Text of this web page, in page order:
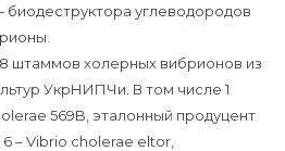
биодеструктора углеводородов
штаммов холерных вибрионов из
УкрНИПЧи. В том числе 1
569B, эталонный продуцент
– Vibrio cholerae eltor,